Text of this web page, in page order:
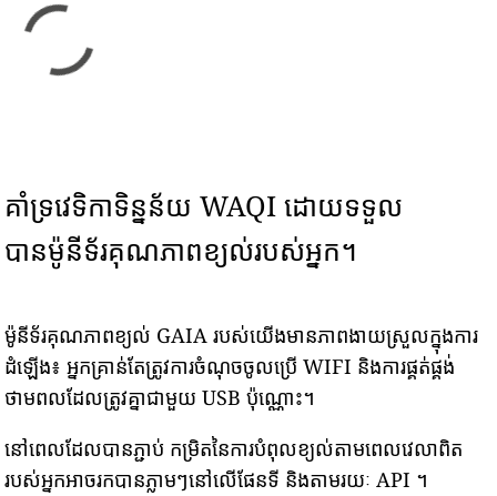
គាំទ្រវេទិកាទិន្នន័យ WAQI ដោយទទួល
បានម៉ូនីទ័រគុណភាពខ្យល់របស់អ្នក។
ម៉ូនីទ័រគុណភាពខ្យល់ GAIA របស់យើងមានភាពងាយស្រួលក្នុងការ
ដំឡើង៖ អ្នកគ្រាន់តែត្រូវការចំណុចចូលប្រើ WIFI និងការផ្គត់ផ្គង់
ថាមពលដែលត្រូវគ្នាជាមួយ USB ប៉ុណ្ណោះ។
នៅពេលដែលបានភ្ជាប់ កម្រិតនៃការបំពុលខ្យល់តាមពេលវេលាពិត
របស់អ្នកអាចរកបានភ្លាមៗនៅលើផែនទី និងតាមរយៈ API ។